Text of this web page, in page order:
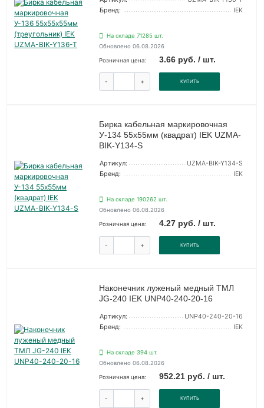
Бренд:
IEK
На складе 71285 шт.
Обновлено 06.08.2026
Розничная цена: 3.66 руб. / шт.
- + КУПИТЬ
Бирка кабельная маркировочная
У-134 55х55мм (квадрат) IEK UZMA-
BIK-Y134-S
Артикул:
UZMA-BIK-Y134-S
Бренд:
IEK
На складе 190262 шт.
Обновлено 06.08.2026
Розничная цена: 4.27 руб. / шт.
- + КУПИТЬ
Наконечник луженый медный ТМЛ
JG-240 IEK UNP40-240-20-16
Артикул:
UNP40-240-20-16
Бренд:
IEK
На складе 394 шт.
Обновлено 06.08.2026
Розничная цена: 952.21 руб. / шт.
- + КУПИТЬ